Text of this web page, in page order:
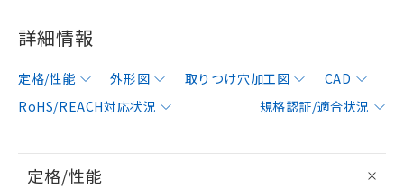
詳細情報
定格/性能 外形図 取りつけ穴加工図
CAD
RoHS/REACH対応状況
規格認証/適合状況
定格/性能